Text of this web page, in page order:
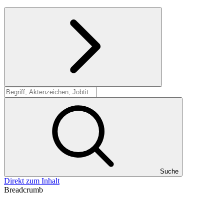
Suche
Suche
Direkt zum Inhalt
Breadcrumb